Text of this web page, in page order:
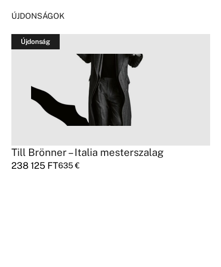
ÚJDONSÁGOK
Újdonság
Till Brönner – Italia mesterszalag
238 125 FT635€